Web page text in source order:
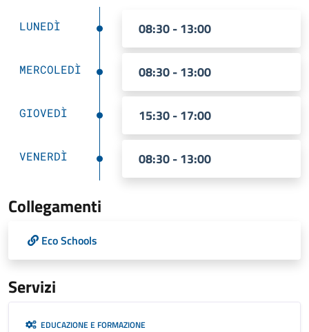
LUNEDÌ 08:30 - 13:00
MERCOLEDÌ 08:30 - 13:00
GIOVEDÌ 15:30 - 17:00
VENERDÌ 08:30 - 13:00
Collegamenti
Eco Schools
Servizi
EDUCAZIONE E FORMAZIONE